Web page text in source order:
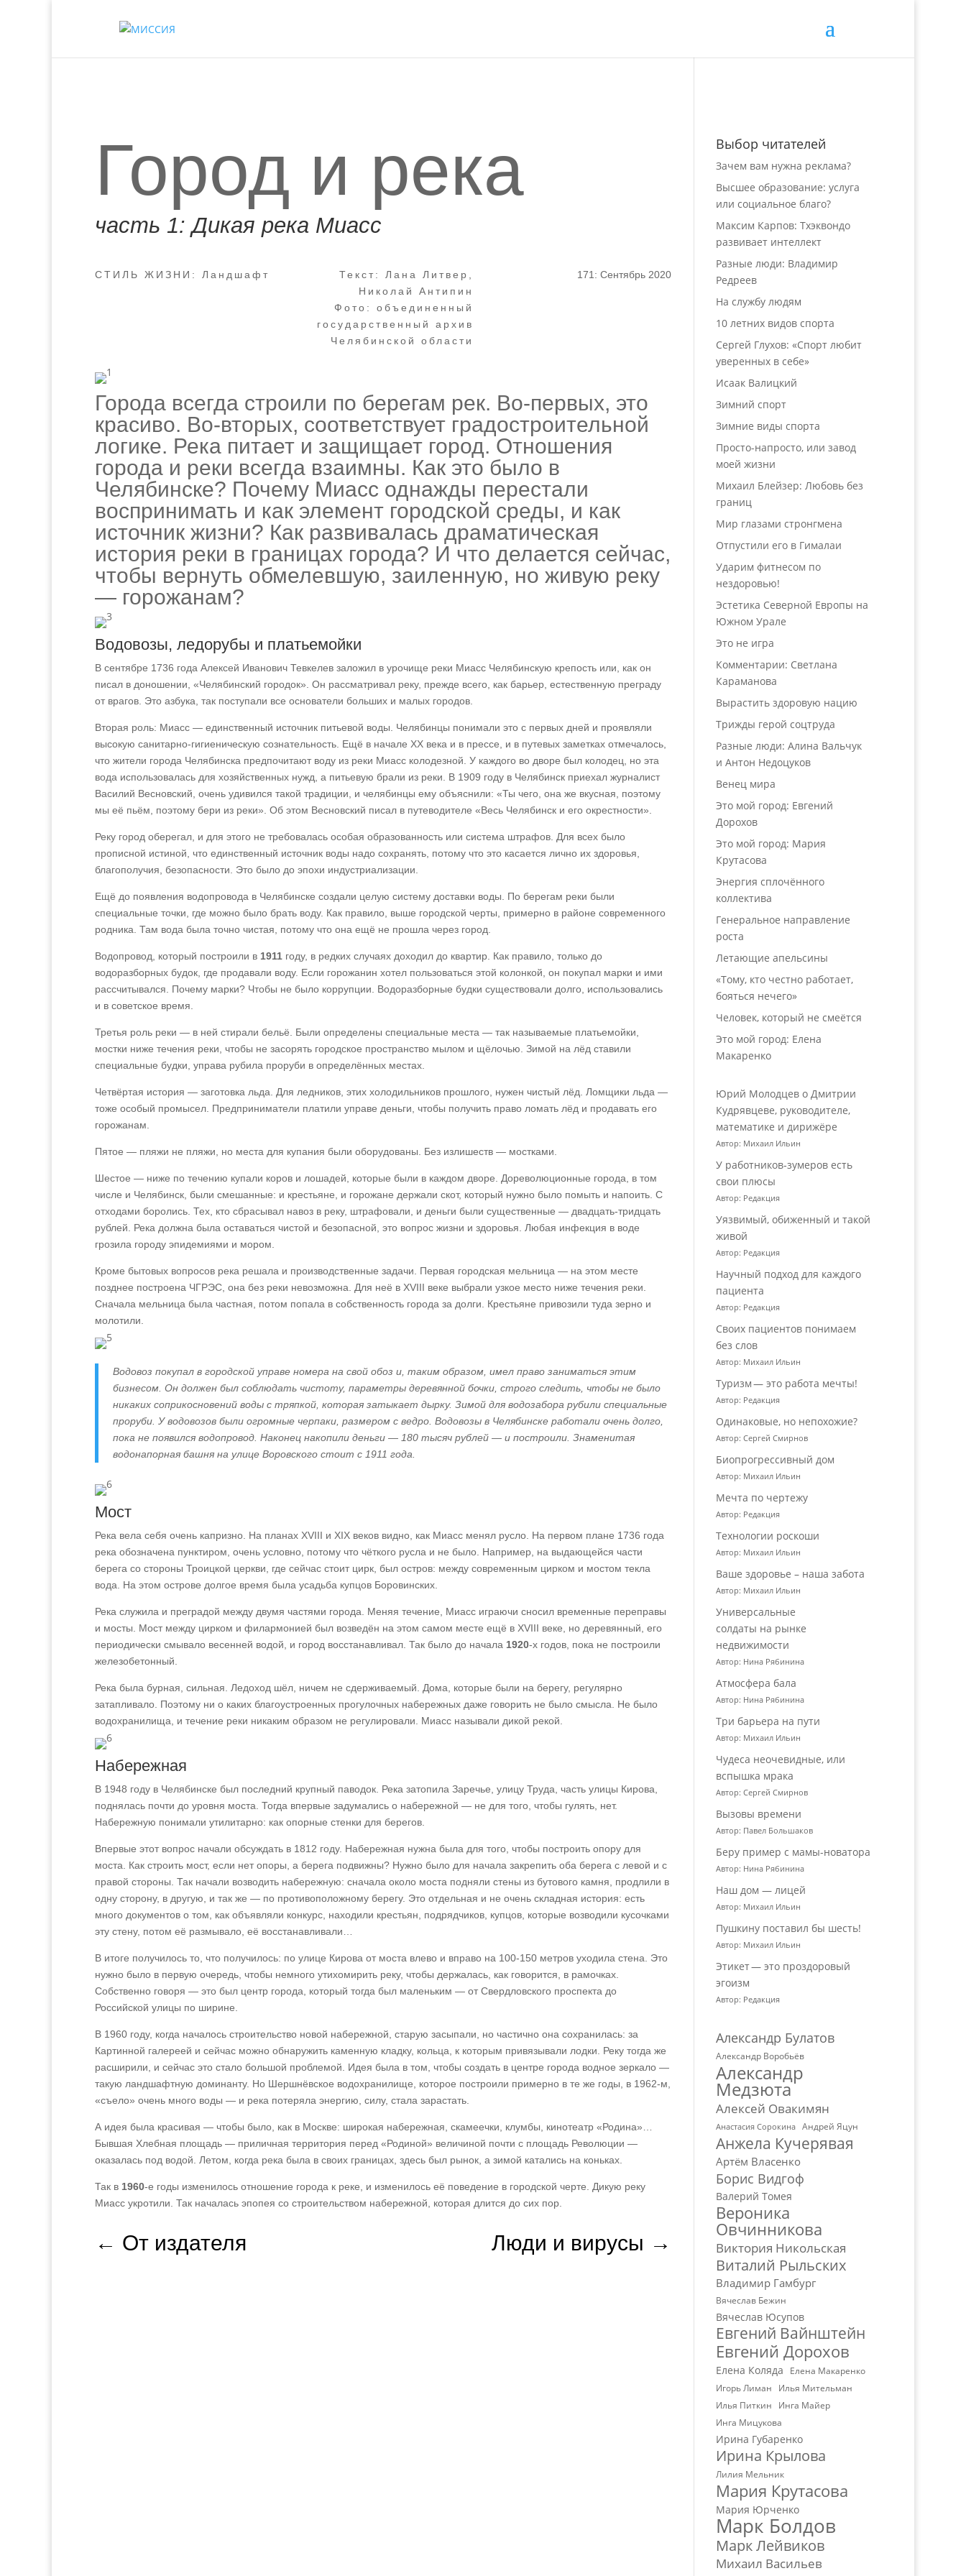
Город и река
часть 1: Дикая река Миасс
СТИЛЬ ЖИЗНИ: Ландшафт
Текст: Лана Литвер,
Николай Антипин
Фото: объединенный
государственный архив
Челябинской области
171: Сентябрь 2020
Города всегда строили по берегам рек. Во‑первых, это
красиво. Во‑вторых, соответствует градостроительной
логике. Река питает и защищает город. Отношения
города и реки всегда взаимны. Как это было в
Челябинске? Почему Миасс однажды перестали
воспринимать и как элемент городской среды, и как
источник жизни? Как развивалась драматическая
история реки в границах города? И что делается сейчас,
чтобы вернуть обмелевшую, заиленную, но живую реку
— горожанам?
Водовозы, ледорубы и платьемойки
В сентябре 1736 года Алексей Иванович Тевкелев заложил в урочище реки Миасс Челябинскую крепость или, как он
писал в доношении, «Челябинский городок». Он рассматривал реку, прежде всего, как барьер, естественную преграду
от врагов. Это азбука, так поступали все основатели больших и малых городов.
Вторая роль: Миасс — единственный источник питьевой воды. Челябинцы понимали это с первых дней и проявляли
высокую санитарно-гигиеническую сознательность. Ещё в начале XX века и в прессе, и в путевых заметках отмечалось,
что жители города Челябинска предпочитают воду из реки Миасс колодезной. У каждого во дворе был колодец, но эта
вода использовалась для хозяйственных нужд, а питьевую брали из реки. В 1909 году в Челябинск приехал журналист
Василий Весновский, очень удивился такой традиции, и челябинцы ему объяснили: «Ты чего, она же вкусная, поэтому
мы её пьём, поэтому бери из реки». Об этом Весновский писал в путеводителе «Весь Челябинск и его окрестности».
Реку город оберегал, и для этого не требовалась особая образованность или система штрафов. Для всех было
прописной истиной, что единственный источник воды надо сохранять, потому что это касается лично их здоровья,
благополучия, безопасности. Это было до эпохи индустриализации.
Ещё до появления водопровода в Челябинске создали целую систему доставки воды. По берегам реки были
специальные точки, где можно было брать воду. Как правило, выше городской черты, примерно в районе современного
родника. Там вода была точно чистая, потому что она ещё не прошла через город.
Водопровод, который построили в 1911 году, в редких случаях доходил до квартир. Как правило, только до
водоразборных будок, где продавали воду. Если горожанин хотел пользоваться этой колонкой, он покупал марки и ими
рассчитывался. Почему марки? Чтобы не было коррупции. Водоразборные будки существовали долго, использовались
и в советское время.
Третья роль реки — в ней стирали бельё. Были определены специальные места — так называемые платьемойки,
мостки ниже течения реки, чтобы не засорять городское пространство мылом и щёлочью. Зимой на лёд ставили
специальные будки, управа рубила проруби в определённых местах.
Четвёртая история — заготовка льда. Для ледников, этих холодильников прошлого, нужен чистый лёд. Ломщики льда —
тоже особый промысел. Предприниматели платили управе деньги, чтобы получить право ломать лёд и продавать его
горожанам.
Пятое — пляжи не пляжи, но места для купания были оборудованы. Без излишеств — мостками.
Шестое — ниже по течению купали коров и лошадей, которые были в каждом дворе. Дореволюционные города, в том
числе и Челябинск, были смешанные: и крестьяне, и горожане держали скот, который нужно было помыть и напоить. С
отходами боролись. Тех, кто сбрасывал навоз в реку, штрафовали, и деньги были существенные — двадцать-тридцать
рублей. Река должна была оставаться чистой и безопасной, это вопрос жизни и здоровья. Любая инфекция в воде
грозила городу эпидемиями и мором.
Кроме бытовых вопросов река решала и производственные задачи. Первая городская мельница — на этом месте
позднее построена ЧГРЭС, она без реки невозможна. Для неё в XVIII веке выбрали узкое место ниже течения реки.
Сначала мельница была частная, потом попала в собственность города за долги. Крестьяне привозили туда зерно и
молотили.
Водовоз покупал в городской управе номера на свой обоз и, таким образом, имел право заниматься этим
бизнесом. Он должен был соблюдать чистоту, параметры деревянной бочки, строго следить, чтобы не было
никаких соприкосновений воды с тряпкой, которая затыкает дырку. Зимой для водозабора рубили специальные
проруби. У водовозов были огромные черпаки, размером с ведро. Водовозы в Челябинске работали очень долго,
пока не появился водопровод. Наконец накопили деньги — 180 тысяч рублей — и построили. Знаменитая
водонапорная башня на улице Воровского стоит с 1911 года.
Мост
Река вела себя очень капризно. На планах XVIII и XIX веков видно, как Миасс менял русло. На первом плане 1736 года
река обозначена пунктиром, очень условно, потому что чёткого русла и не было. Например, на выдающейся части
берега со стороны Троицкой церкви, где сейчас стоит цирк, был остров: между современным цирком и мостом текла
вода. На этом острове долгое время была усадьба купцов Боровинских.
Река служила и преградой между двумя частями города. Меняя течение, Миасс играючи сносил временные переправы
и мосты. Мост между цирком и филармонией был возведён на этом самом месте ещё в XVIII веке, но деревянный, его
периодически смывало весенней водой, и город восстанавливал. Так было до начала 1920‑х годов, пока не построили
железобетонный.
Река была бурная, сильная. Ледоход шёл, ничем не сдерживаемый. Дома, которые были на берегу, регулярно
затапливало. Поэтому ни о каких благоустроенных прогулочных набережных даже говорить не было смысла. Не было
водохранилища, и течение реки никаким образом не регулировали. Миасс называли дикой рекой.
Набережная
В 1948 году в Челябинске был последний крупный паводок. Река затопила Заречье, улицу Труда, часть улицы Кирова,
поднялась почти до уровня моста. Тогда впервые задумались о набережной — не для того, чтобы гулять, нет.
Набережную понимали утилитарно: как опорные стенки для берегов.
Впервые этот вопрос начали обсуждать в 1812 году. Набережная нужна была для того, чтобы построить опору для
моста. Как строить мост, если нет опоры, а берега подвижны? Нужно было для начала закрепить оба берега с левой и с
правой стороны. Так начали возводить набережную: сначала около моста подняли стены из бутового камня, продлили в
одну сторону, в другую, и так же — по противоположному берегу. Это отдельная и не очень складная история: есть
много документов о том, как объявляли конкурс, находили крестьян, подрядчиков, купцов, которые возводили кусочками
эту стену, потом её размывало, её восстанавливали…
В итоге получилось то, что получилось: по улице Кирова от моста влево и вправо на 100-150 метров уходила стена. Это
нужно было в первую очередь, чтобы немного утихомирить реку, чтобы держалась, как говорится, в рамочках.
Собственно говоря — это был центр города, который тогда был маленьким — от Свердловского проспекта до
Российской улицы по ширине.
В 1960 году, когда началось строительство новой набережной, старую засыпали, но частично она сохранилась: за
Картинной галереей и сейчас можно обнаружить каменную кладку, кольца, к которым привязывали лодки. Реку тогда же
расширили, и сейчас это стало большой проблемой. Идея была в том, чтобы создать в центре города водное зеркало —
такую ландшафтную доминанту. Но Шершнёвское водохранилище, которое построили примерно в те же годы, в 1962‑м,
«съело» очень много воды — и река потеряла энергию, силу, стала зарастать.
А идея была красивая — чтобы было, как в Москве: широкая набережная, скамеечки, клумбы, кинотеатр «Родина»…
Бывшая Хлебная площадь — приличная территория перед «Родиной» величиной почти с площадь Революции —
оказалась под водой. Летом, когда река была в своих границах, здесь был рынок, а зимой катались на коньках.
Так в 1960‑е годы изменилось отношение города к реке, и изменилось её поведение в городской черте. Дикую реку
Миасс укротили. Так началась эпопея со строительством набережной, которая длится до сих пор.
← От издателя Люди и вирусы →
Выбор читателей
Зачем вам нужна реклама?
Высшее образование: услуга
или социальное благо?
Максим Карпов: Тхэквондо
развивает интеллект
Разные люди: Владимир
Редреев
На службу людям
10 летних видов спорта
Сергей Глухов: «Спорт любит
уверенных в себе»
Исаак Валицкий
Зимний спорт
Зимние виды спорта
Просто-напросто, или завод
моей жизни
Михаил Блейзер: Любовь без
границ
Мир глазами стронгмена
Отпустили его в Гималаи
Ударим фитнесом по
нездоровью!
Эстетика Северной Европы на
Южном Урале
Это не игра
Комментарии: Светлана
Караманова
Вырастить здоровую нацию
Трижды герой соцтруда
Разные люди: Алина Вальчук
и Антон Недоцуков
Венец мира
Это мой город: Евгений
Дорохов
Это мой город: Мария
Крутасова
Энергия сплочённого
коллектива
Генеральное направление
роста
Летающие апельсины
«Тому, кто честно работает,
бояться нечего»
Человек, который не смеётся
Это мой город: Елена
Макаренко
Юрий Молодцев о Дмитрии
Кудрявцеве, руководителе,
математике и дирижёре
Автор: Михаил Ильин
У работников‑зумеров есть
свои плюсы
Автор: Редакция
Уязвимый, обиженный и такой
живой
Автор: Редакция
Научный подход для каждого
пациента
Автор: Редакция
Своих пациентов понимаем
без слов
Автор: Михаил Ильин
Туризм — это работа мечты!
Автор: Редакция
Одинаковые, но непохожие?
Автор: Сергей Смирнов
Биопрогрессивный дом
Автор: Михаил Ильин
Мечта по чертежу
Автор: Редакция
Технологии роскоши
Автор: Михаил Ильин
Ваше здоровье – наша забота
Автор: Михаил Ильин
Универсальные
солдаты на рынке
недвижимости
Автор: Нина Рябинина
Атмосфера бала
Автор: Нина Рябинина
Три барьера на пути
Автор: Михаил Ильин
Чудеса неочевидные, или
вспышка мрака
Автор: Сергей Смирнов
Вызовы времени
Автор: Павел Большаков
Беру пример с мамы-новатора
Автор: Нина Рябинина
Наш дом — лицей
Автор: Михаил Ильин
Пушкину поставил бы шесть!
Автор: Михаил Ильин
Этикет — это проздоровый
эгоизм
Автор: Редакция
Александр Булатов
Александр Воробьёв
Александр
Медзюта
Алексей Овакимян
Анастасия Сорокина Андрей Яцун
Анжела Кучерявая
Артём Власенко
Борис Видгоф
Валерий Томея
Вероника
Овчинникова
Виктория Никольская
Виталий Рыльских
Владимир Гамбург
Вячеслав Бежин
Вячеслав Юсупов
Евгений Вайнштейн
Евгений Дорохов
Елена Коляда
Елена Макаренко
Игорь Лиман
Илья Мительман
Илья Питкин
Инга Майер
Инга Мицукова
Ирина Губаренко
Ирина Крылова
Лилия Мельник
Мария Крутасова
Мария Юрченко
Марк Болдов
Марк Лейвиков
Михаил Васильев